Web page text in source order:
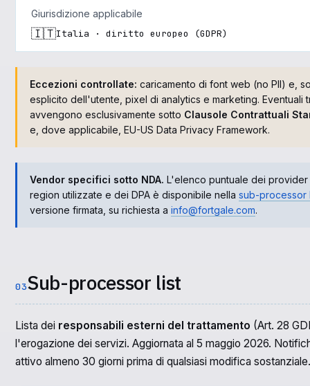
Giurisdizione applicabile
🇮🇹Italia · diritto europeo (GDPR)
Eccezioni controllate: caricamento di font web (no PII) e,
esplicito dell'utente, pixel di analytics e marketing. Eventuali
avvengono esclusivamente sotto Clausole Contrattuali
e, dove applicabile, EU-US Data Privacy Framework.
Vendor specifici sotto NDA. L'elenco puntuale dei provider
region utilizzate e dei DPA è disponibile nella sub-processor
versione firmata, su richiesta a info@fortgale.com.
03Sub-processor list
Lista dei responsabili esterni del trattamento (Art. 28
l'erogazione dei servizi. Aggiornata al 5 maggio 2026.
attivo almeno 30 giorni prima di qualsiasi modifica sostanziale.